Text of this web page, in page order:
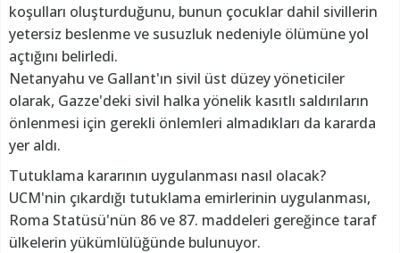
koşulları oluşturduğunu, bunun çocuklar dahil sivillerin
yetersiz beslenme ve susuzluk nedeniyle ölümüne yol
açtığını belirledi.
Netanyahu ve Gallant'ın sivil üst düzey yöneticiler
olarak, Gazze'deki sivil halka yönelik kasıtlı saldırıların
önlenmesi için gerekli önlemleri almadıkları da kararda
yer aldı.
Tutuklama kararının uygulanması nasıl olacak?
UCM'nin çıkardığı tutuklama emirlerinin uygulanması,
Roma Statüsü'nün 86 ve 87. maddeleri gereğince taraf
ülkelerin yükümlülüğünde bulunuyor.